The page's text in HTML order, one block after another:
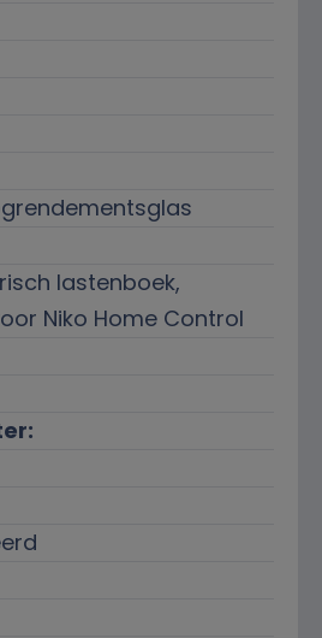
lastenboek,
Niko Home Control